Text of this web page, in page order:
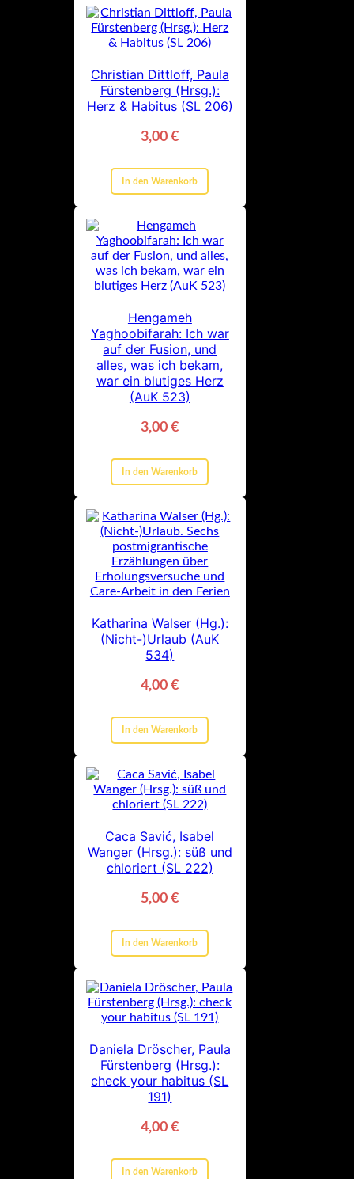
Christian Dittloff, Paula
Fürstenberg (Hrsg.):
Herz & Habitus (SL 206)
3,00€
In den Warenkorb
Hengameh
Yaghoobifarah: Ich war
auf der Fusion, und
alles, was ich bekam,
war ein blutiges Herz
(AuK 523)
3,00€
In den Warenkorb
Katharina Walser (Hg.):
(Nicht-)Urlaub (AuK
534)
4,00€
In den Warenkorb
Caca Savić, Isabel
Wanger (Hrsg.): süß und
chloriert (SL 222)
5,00€
In den Warenkorb
Daniela Dröscher, Paula
Fürstenberg (Hrsg.):
check your habitus (SL
191)
4,00€
In den Warenkorb